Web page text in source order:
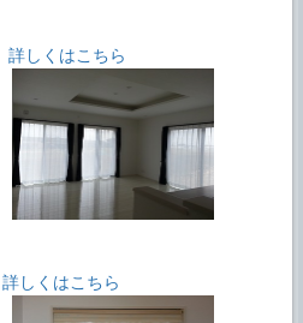
詳しくはこちら
詳しくはこちら